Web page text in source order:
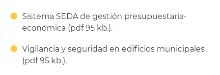
Sistema SEDA de gestión presupuestaria-
económica (pdf 95 kb.).
Vigilancia y seguridad en edificios municipales
(pdf 95 kb.).